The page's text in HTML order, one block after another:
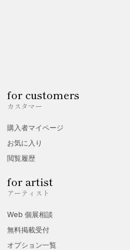
for customers
カスタマー
購入者マイページ
お気に入り
閲覧履歴
for artist
アーティスト
Web 個展相談
無料掲載受付
オプション一覧